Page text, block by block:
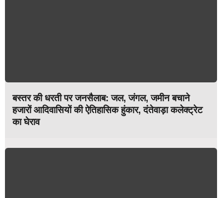
बस्तर की धरती पर जनसैलाब: जल, जंगल, जमीन बचाने
हजारों आदिवासियों की ऐतिहासिक हुंकार, दंतेवाड़ा कलेक्ट्रेट
का घेराव